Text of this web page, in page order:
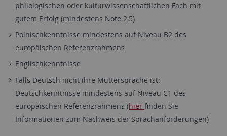
philologischen oder kulturwissenschaftlichen Fach mit
gutem Erfolg (mindestens Note 2,5)
Polnischkenntnisse mindestens auf Niveau B2 des
europäischen Referenzrahmens
Englischkenntnisse
Falls Deutsch nicht ihre Muttersprache ist:
Deutschkenntnisse mindestens auf Niveau C1 des
europäischen Referenzrahmens (hierfinden Sie
Informationen zum Nachweis der Sprachanforderungen)